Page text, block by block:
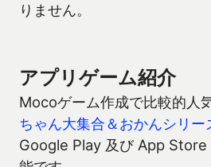
りません。
アプリゲーム紹介
Mocoゲーム作成で比較的人
ちゃん大集合＆おかんシリー
Google Play 及び App Store